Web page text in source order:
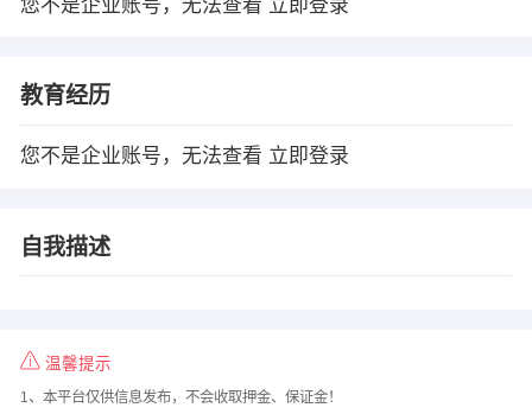
您不是企业账号，无法查看 立即登录
教育经历
您不是企业账号，无法查看 立即登录
自我描述
温馨提示
1、本平台仅供信息发布，不会收取押金、保证金！